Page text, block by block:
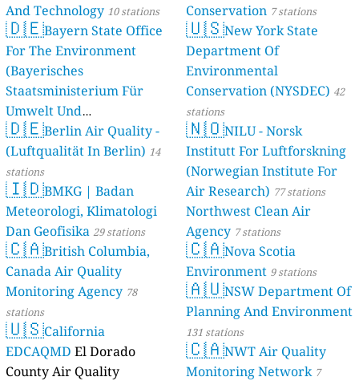
And Technology 10 stations
🇩🇪Bayern State Office
For The Environment
(Bayerisches
Staatsministerium Für
Umwelt Und
Verbraucherschutz) - LfU
46 stations
🇩🇪Berlin Air Quality -
(Luftqualität In Berlin) 14
stations
🇮🇩BMKG | Badan
Meteorologi, Klimatologi
Dan Geofisika 29 stations
🇨🇦British Columbia,
Canada Air Quality
Monitoring Agency 78
stations
🇺🇸California
EDCAQMD El Dorado
County Air Quality
Conservation 7 stations
🇺🇸New York State
Department Of
Environmental
Conservation (NYSDEC) 42
stations
🇳🇴NILU - Norsk
Institutt For Luftforskning
(Norwegian Institute For
Air Research) 77 stations
Northwest Clean Air
Agency 7 stations
🇨🇦Nova Scotia
Environment 9 stations
🇦🇺NSW Department Of
Planning And Environment
131 stations
🇨🇦NWT Air Quality
Monitoring Network 7